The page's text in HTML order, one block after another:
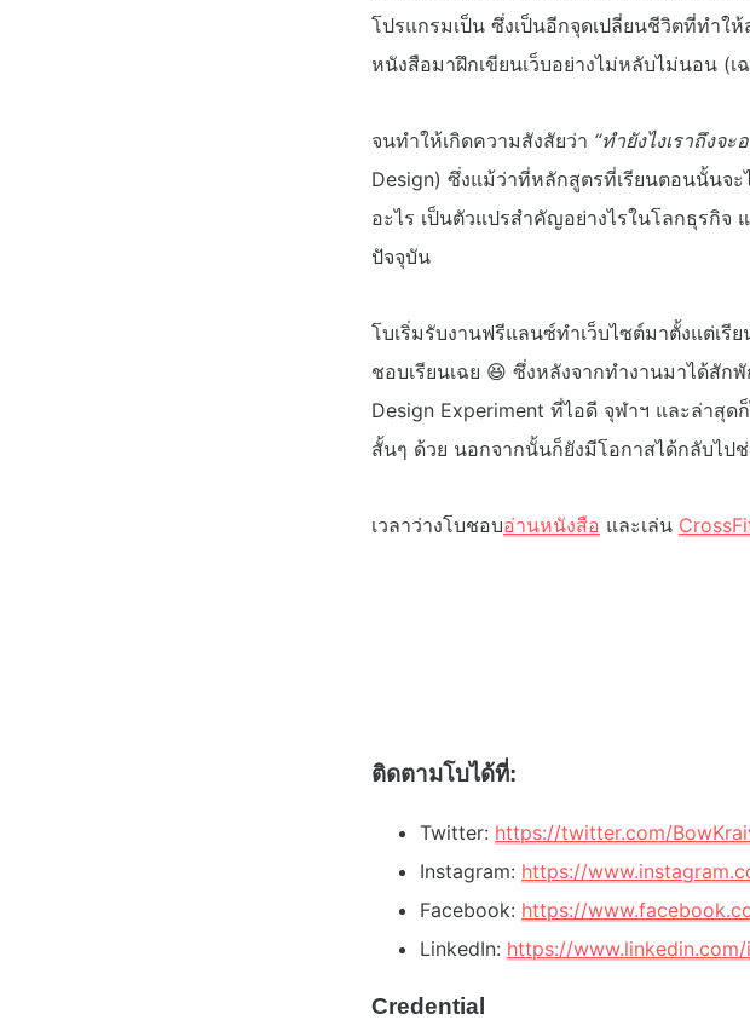
โปรแกรมเป็น ซึ่งเป็นอีกจุดเปลี่ยนชีวิตที่ทำใ
หนังสือมาฝึกเขียนเว็บอย่างไม่หลับไม่นอน (เ
จนทำให้เกิดความสังสัยว่า “ทำยังไงเราถึงจ
Design) ซึ่งแม้ว่าที่หลักสูตรที่เรียนตอนนั้นจ
อะไร เป็นตัวแปรสำคัญอย่างไรในโลกธุรกิจ
ปัจจุบัน
โบเริ่มรับงานฟรีแลนซ์ทำเว็บไซต์มาตั้งแต่เรี
ชอบเรียนเฉย 😆 ซึ่งหลังจากทำงานมาได้สัก
Design Experiment ที่ไอดี จุฬาฯ และล่าสุด
สั้นๆ ด้วย นอกจากนั้นก็ยังมีโอกาสได้กลับไป
เวลาว่างโบชอบอ่านหนังสือ และเล่น
ติดตามโบได้ที่:
Twitter: https://twitter.com/
Instagram: https://
Facebook: https://
LinkedIn: https://
Credential